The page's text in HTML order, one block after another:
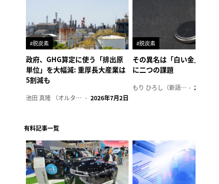
#脱炭素
政府、GHG算定に使う「排出原
単位」を大幅減: 重厚長大産業は
5割減も
池田 真隆 （オルタナ輪番編集長） 2026年7月2日
#脱炭素
その異名は「白い金」、リ
に二つの課題
もり ひろし（新語ウォッチャー） 2023年7
有料記事一覧